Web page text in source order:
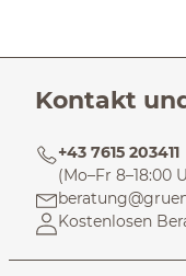
Kontakt
+43 7615 203411
(Mo–Fr 8–18:00
Kostenlosen